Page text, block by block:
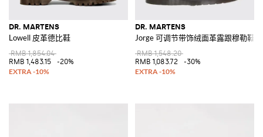
DR. MARTENS
Lowell 皮革德比鞋
RMB 1,854.04
RMB 1,483.15
-20%
DR. MARTENS
Jorge 可调节带饰绒面革露跟穆勒鞋
RMB 1,548.20
RMB 1,083.72
-30%